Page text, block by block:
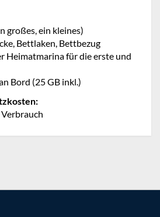
großes, ein kleines)
Bettlaken, Bettbezug
Heimatmarina für die erste und
Bord (25 GB inkl.)